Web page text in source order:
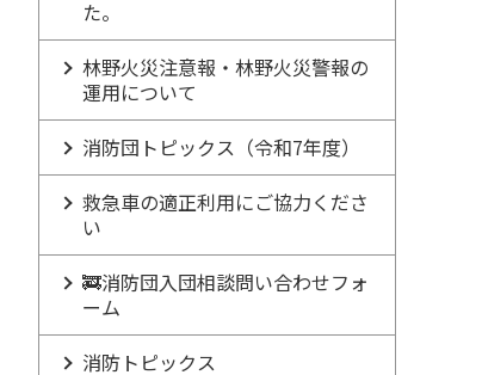
た。
林野火災注意報・林野火災警報の
運用について
消防団トピックス（令和7年度）
救急車の適正利用にご協力くださ
い
🚒消防団入団相談問い合わせフォ
ーム
消防トピックス